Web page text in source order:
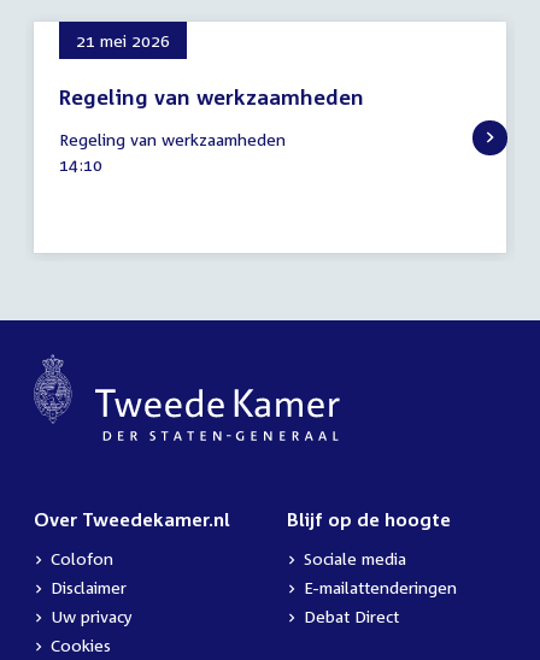
21 mei 2026
Regeling van werkzaamheden
mei
2026
Regeling van werkzaamheden
Tijd
14:10
Over Tweedekamer.nl
Colofon
Disclaimer
Uw privacy
Cookies
Blijf op de hoogte
Sociale media
E-mailattenderingen
Debat Direct